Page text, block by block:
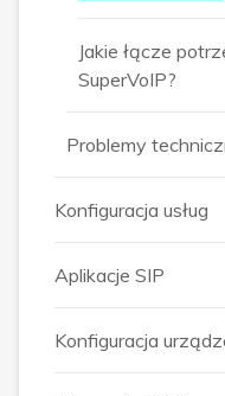
Jakie łącze
SuperVoIP?
Problemy
Konfiguracja usług
Aplikacje SIP
Konfiguracja